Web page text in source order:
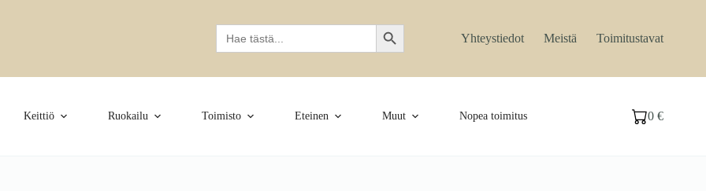
Search
for:
Search Button Yhteystiedot Meistä Toimitustavat
Keittiö Ruokailu Toimisto Eteinen Muut Nopea toimitus Ostoskori
0€